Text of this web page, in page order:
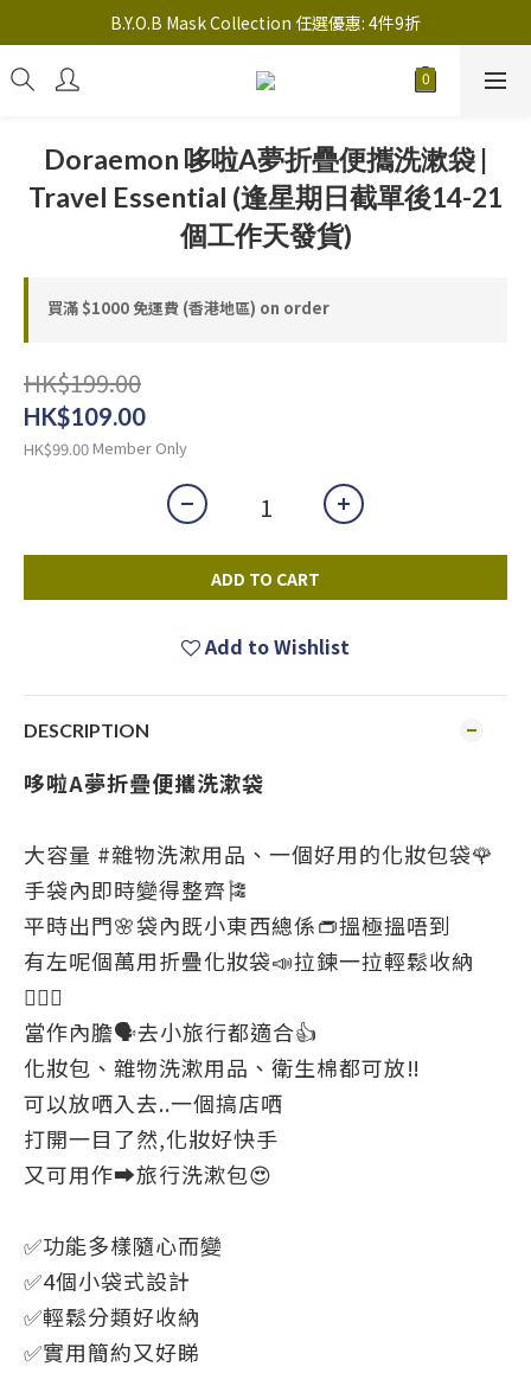
註冊新會員送 $20 馬上使用，會員可享指定產品「​專享價」
B.Y.O.B Mask Collection 任選優惠: 4件9折
註冊新會員送 $20 馬上使用，會員可享指定產品「​專享價」
Doraemon 哆啦A夢折疊便攜洗漱袋 |
Travel Essential (逢星期日截單後14-21
個工作天發貨)
買滿 $1000 免運費 (香港地區) on order
HK$199.00
HK$109.00
HK$99.00Member Only
ADD TO CART
Add to Wishlist
DESCRIPTION
哆啦A夢折疊便攜洗漱袋
大容量 #雜物洗漱用品、一個好用的化妝包袋🌹
手袋內即時變得整齊🎏
平時出門🌸袋內既小東西總係👝搵極搵唔到
有左呢個萬用折疊化妝袋📣拉鍊一拉輕鬆收納
🙋🏼‍♀️
當作內膽🗣️去小旅行都適合👍
化妝包、雜物洗漱用品、衛生棉都可放‼️
可以放哂入去..一個搞店哂
打開一目了然,化妝好快手
又可用作➡️旅行洗漱包😍
✅功能多樣隨心而變
✅4個小袋式設計
✅輕鬆分類好收納
✅實用簡約又好睇